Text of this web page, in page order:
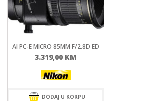
AI PC-E MICRO 85MM F/2.8D ED
3.319,00 KM
DODAJ U KORPU